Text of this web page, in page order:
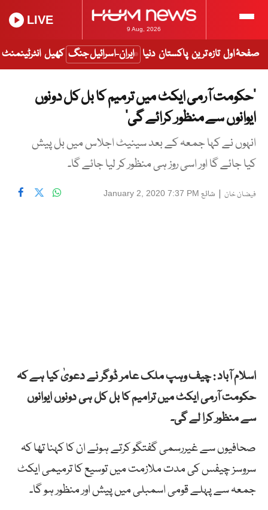
9 Aug, 2026
LIVE
صفحۂ اول تازہ ترین پاکستان دنیا ایران-اسرائیل جنگ کھیل انٹرٹینمنٹ
’حکومت آرمی ایکٹ میں ترمیم کا بل کل دونوں
ایوانوں سے منظور کرائے گی‘
انہوں نے کہا جمعہ کے بعد سینیٹ اجلاس میں بل پیش
کیا جائے گا اور اسی روز ہی منظور کر لیا جائے گا۔
فیضان خان | شائع January 2, 2020 7:37 PM
اسلام آباد : چیف وہپ ملک عامر ڈوگر نے دعویٰ کیا ہے کہ
حکومت آرمی ایکٹ میں ترامیم کا بل کل ہی دونوں ایوانوں
سے منظور کرا لے گی۔
صحافیوں سے غیررسمی گفتگو کرتے ہوئے ان کا کہنا تھا کہ
سروسز چیفس کی مدت ملازمت میں توسیع کا ترمیمی ایکٹ
جمعہ سے پہلے قومی اسمبلی میں پیش اور منظور ہو گا۔